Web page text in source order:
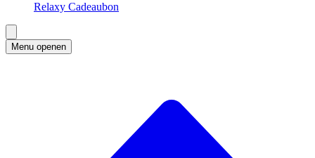
Relaxy Cadeaubon
Menu openen